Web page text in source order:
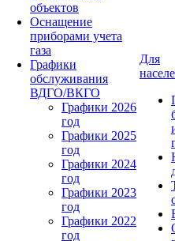
объектов
Оснащение
приборами учета
газа
Графики
обслуживания
ВДГО/ВКГО
Графики 2026
год
Графики 2025
год
Графики 2024
год
Графики 2023
год
Графики 2022
год
Для